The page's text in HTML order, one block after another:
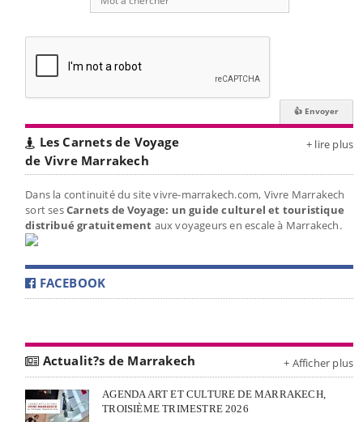
Les Carnets de Voyage
de Vivre Marrakech
+ lire plus
Dans la continuité du site vivre-marrakech.com, Vivre Marrakech
sort sesCarnets de Voyage: un guide culturel et touristique
distribué gratuitement aux voyageurs en escale à Marrakech.
FACEBOOK
Actualit?s de Marrakech + Afficher plus
AGENDA ART ET CULTURE DE MARRAKECH,
TROISIÈME TRIMESTRE 2026